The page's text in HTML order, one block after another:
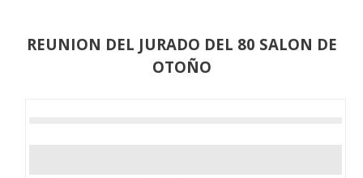
REUNION DEL JURADO DEL 80 SALON DE
OTOÑO